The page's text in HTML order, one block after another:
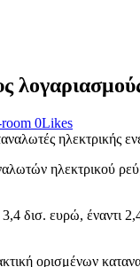
0Likes
ηλεκτρικής
ηλεκτρικού
δισ. ευρώ, έναντι
ορισμένων